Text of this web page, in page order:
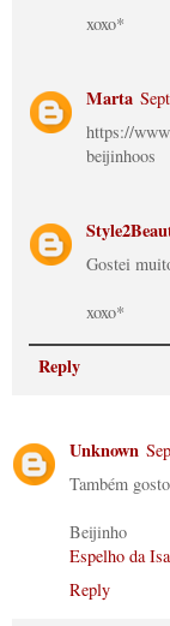
xoxo*
Marta
https://
beijinhoos
Gostei
xoxo*
Reply
Unknown
Também
Beijinho
Espelho da
Reply